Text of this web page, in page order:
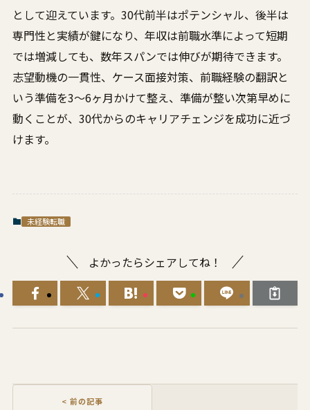
として迎えています。30代前半はポテンシャル、後半は
専門性と実績が鍵になり、年収は前職水準によって短期
では増減しても、数年スパンでは伸びが期待できます。
志望動機の一貫性、ケース面接対策、前職経験の翻訳と
いう準備を3〜6ヶ月かけて整え、準備が整い次第早めに
動くことが、30代からのキャリアチェンジを成功に近づ
けます。
未経験転職
よかったらシェアしてね！